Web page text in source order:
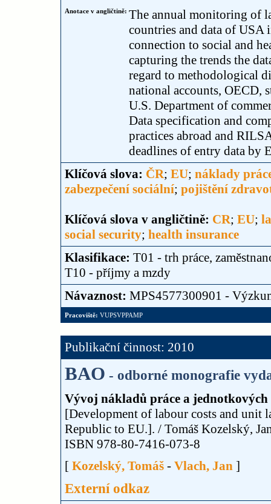
Anotace v angličtině: The annual monitoring of
countries and data of USA
connection to social and
capturing the trends the
regard to methodological
national accounts, OECD,
U.S. Department of
Data specification and
practices abroad and
deadlines of entry data by
Klíčová slova: ČR; EU; náklady
zabezpečení sociální; pojištění
Klíčová slova v angličtině: CR; EU;
social security; health insurance
Klasifikace: T01 - trh práce,
T10 - příjmy a mzdy
Návaznost: MPS4577300901 -
Pracoviště: VUPSVPPAMP
Publikační činnost: 2010
BAO - odborné monografie
Vývoj nákladů práce a
[Development of labour costs and unit
Republic to EU.]. / Tomáš Kozelský,
ISBN 978-80-7416-073-8
[ Kozelský, Tomáš - Vlach, Jan ]
Externí odkaz